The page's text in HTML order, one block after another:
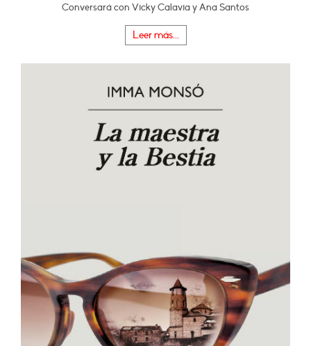
Conversará con Vicky Calavia y Ana Santos
Leer más...